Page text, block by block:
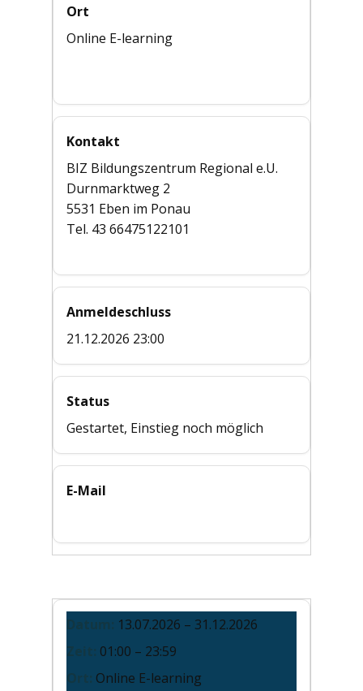
Ort
Online E-learning
Kontakt
BIZ Bildungszentrum Regional e.U.
Durnmarktweg 2
5531 Eben im Ponau
Tel. 43 66475122101
Anmeldeschluss
21.12.2026 23:00
Status
Gestartet, Einstieg noch möglich
E-Mail
13.07.2026 – 31.12.2026
01:00 – 23:59
Online E-learning